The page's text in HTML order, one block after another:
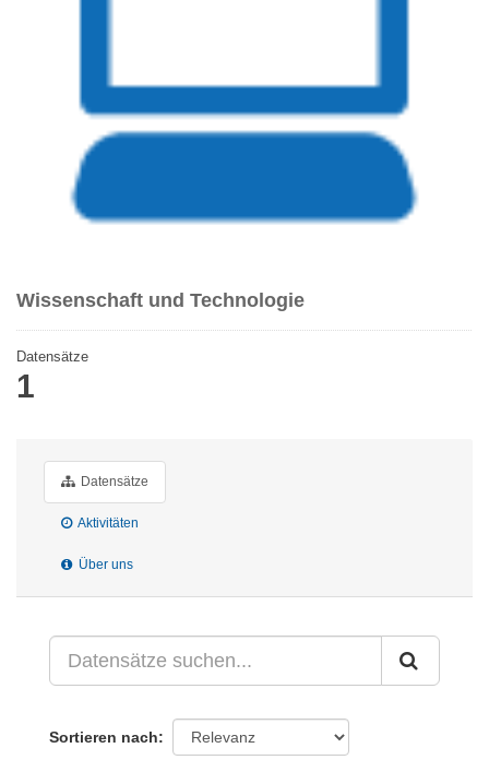
Wissenschaft und Technologie
Datensätze
1
Datensätze
Aktivitäten
Über uns
Sortieren nach